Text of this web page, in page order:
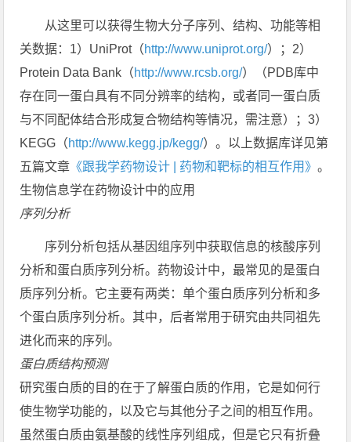
从这里可以获得生物大分子序列、结构、功能等相
关数据：1）UniProt（http://www.uniprot.org/）；2）
Protein Data Bank（http://www.rcsb.org/）（PDB库中
存在同一蛋白具有不同分辨率的结构，或者同一蛋白质
与不同配体结合形成复合物结构等情况，需注意）；3）
KEGG（http://www.kegg.jp/kegg/）。以上数据库详见第
五篇文章 《跟我学药物设计 | 药物和靶标的相互作用》。
生物信息学在药物设计中的应用
序列分析
序列分析包括从基因组序列中获取信息的核酸序列
分析和蛋白质序列分析。药物设计中，最常见的是蛋白
质序列分析。它主要有两类：单个蛋白质序列分析和多
个蛋白质序列分析。其中，后者常用于研究由共同祖先
进化而来的序列。
蛋白质结构预测
研究蛋白质的目的在于了解蛋白质的作用，它是如何行
使生物学功能的，以及它与其他分子之间的相互作用。
虽然蛋白质由氨基酸的线性序列组成，但是它只有折叠